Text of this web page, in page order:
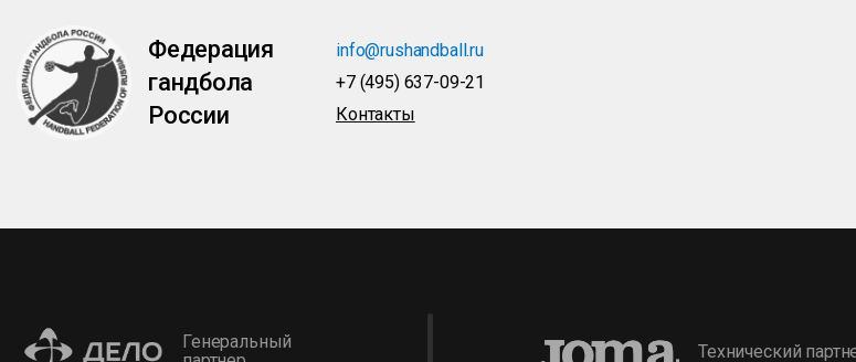
Федерация
гандбола
России
info@rushandball.ru
+7 (495) 637-09-21
Контакты
Генеральный
Технический